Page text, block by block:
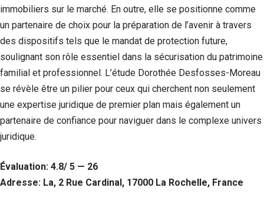
immobiliers sur le marché. En outre, elle se positionne comme
un partenaire de choix pour la préparation de l’avenir à travers
des dispositifs tels que le mandat de protection future,
soulignant son rôle essentiel dans la sécurisation du patrimoine
familial et professionnel. L’étude Dorothée Desfosses-Moreau
se révèle être un pilier pour ceux qui cherchent non seulement
une expertise juridique de premier plan mais également un
partenaire de confiance pour naviguer dans le complexe univers
juridique.
Évaluation: 4.8/ 5 — 26
Adresse: La, 2 Rue Cardinal, 17000 La Rochelle, France